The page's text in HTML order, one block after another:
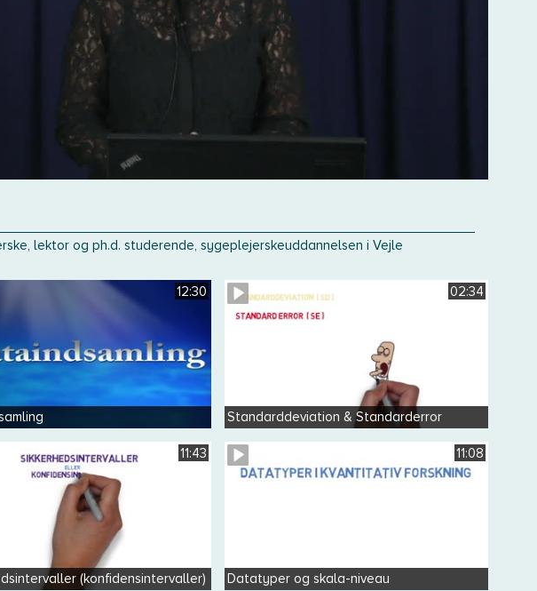
lektor og ph.d. studerende, sygeplejerskeuddannelsen i Vejle
12:30 02:34
Standarddeviation & Standarderror
11:43
(konfidensintervaller)
11:08
Datatyper og skala-niveau